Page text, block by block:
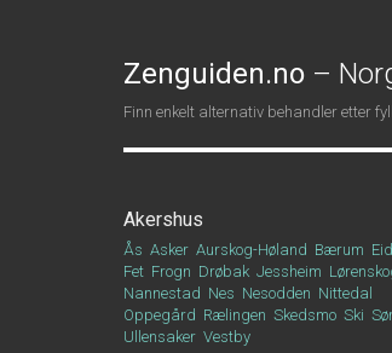
Zenguiden.no –
Finn enkelt alternativ behandler etter
Akershus
Ås Asker Aurskog-Høland Bærum
Fet Frogn Drøbak Jessheim
Nannestad Nes Nesodden Nittedal
Oppegård Rælingen Skedsmo Ski
Ullensaker Vestby